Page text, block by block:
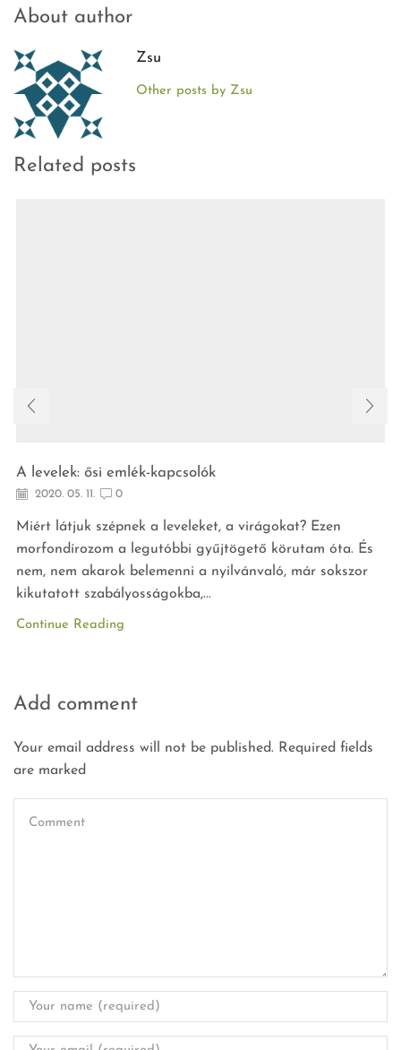
About author
Zsu
Other posts by Zsu
Related posts
A levelek: ősi emlék-kapcsolók
2020. 05. 11. 0
Miért látjuk szépnek a leveleket, a virágokat? Ezen
morfondírozom a legutóbbi gyűjtögető körutam óta. És
nem, nem akarok belemenni a nyilvánvaló, már sokszor
kikutatott szabályosságokba,...
Continue Reading
Add comment
Your email address will not be published. Required fields
are marked